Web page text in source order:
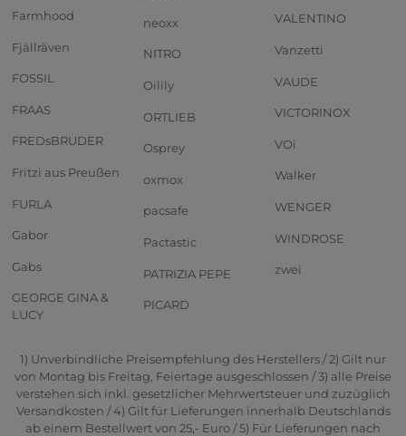
Farmhood
Fjällräven
FOSSIL
FRAAS
FREDsBRUDER
Fritzi aus Preußen
FURLA
Gabor
Gabs
GEORGE GINA &
LUCY
neoxx
NITRO
Oilily
ORTLIEB
Osprey
oxmox
pacsafe
Pactastic
PATRIZIA PEPE
PICARD
VALENTINO
Vanzetti
VAUDE
VICTORINOX
VOi
Walker
WENGER
WINDROSE
zwei
1) Unverbindliche Preisempfehlung des Herstellers / 2) Gilt nur
von Montag bis Freitag, Feiertage ausgeschlossen / 3) alle Preise
verstehen sich inkl. gesetzlicher Mehrwertsteuer und zuzüglich
Versandkosten / 4) Gilt für Lieferungen innerhalb Deutschlands
ab einem Bestellwert von 25,- Euro / 5) Für Lieferungen nach